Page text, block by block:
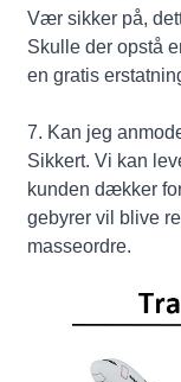
Vær sikker på,
Skulle der opstå
en gratis
7. Kan jeg
Sikkert. Vi kan
kunden dækker
gebyrer vil blive
masseordre.